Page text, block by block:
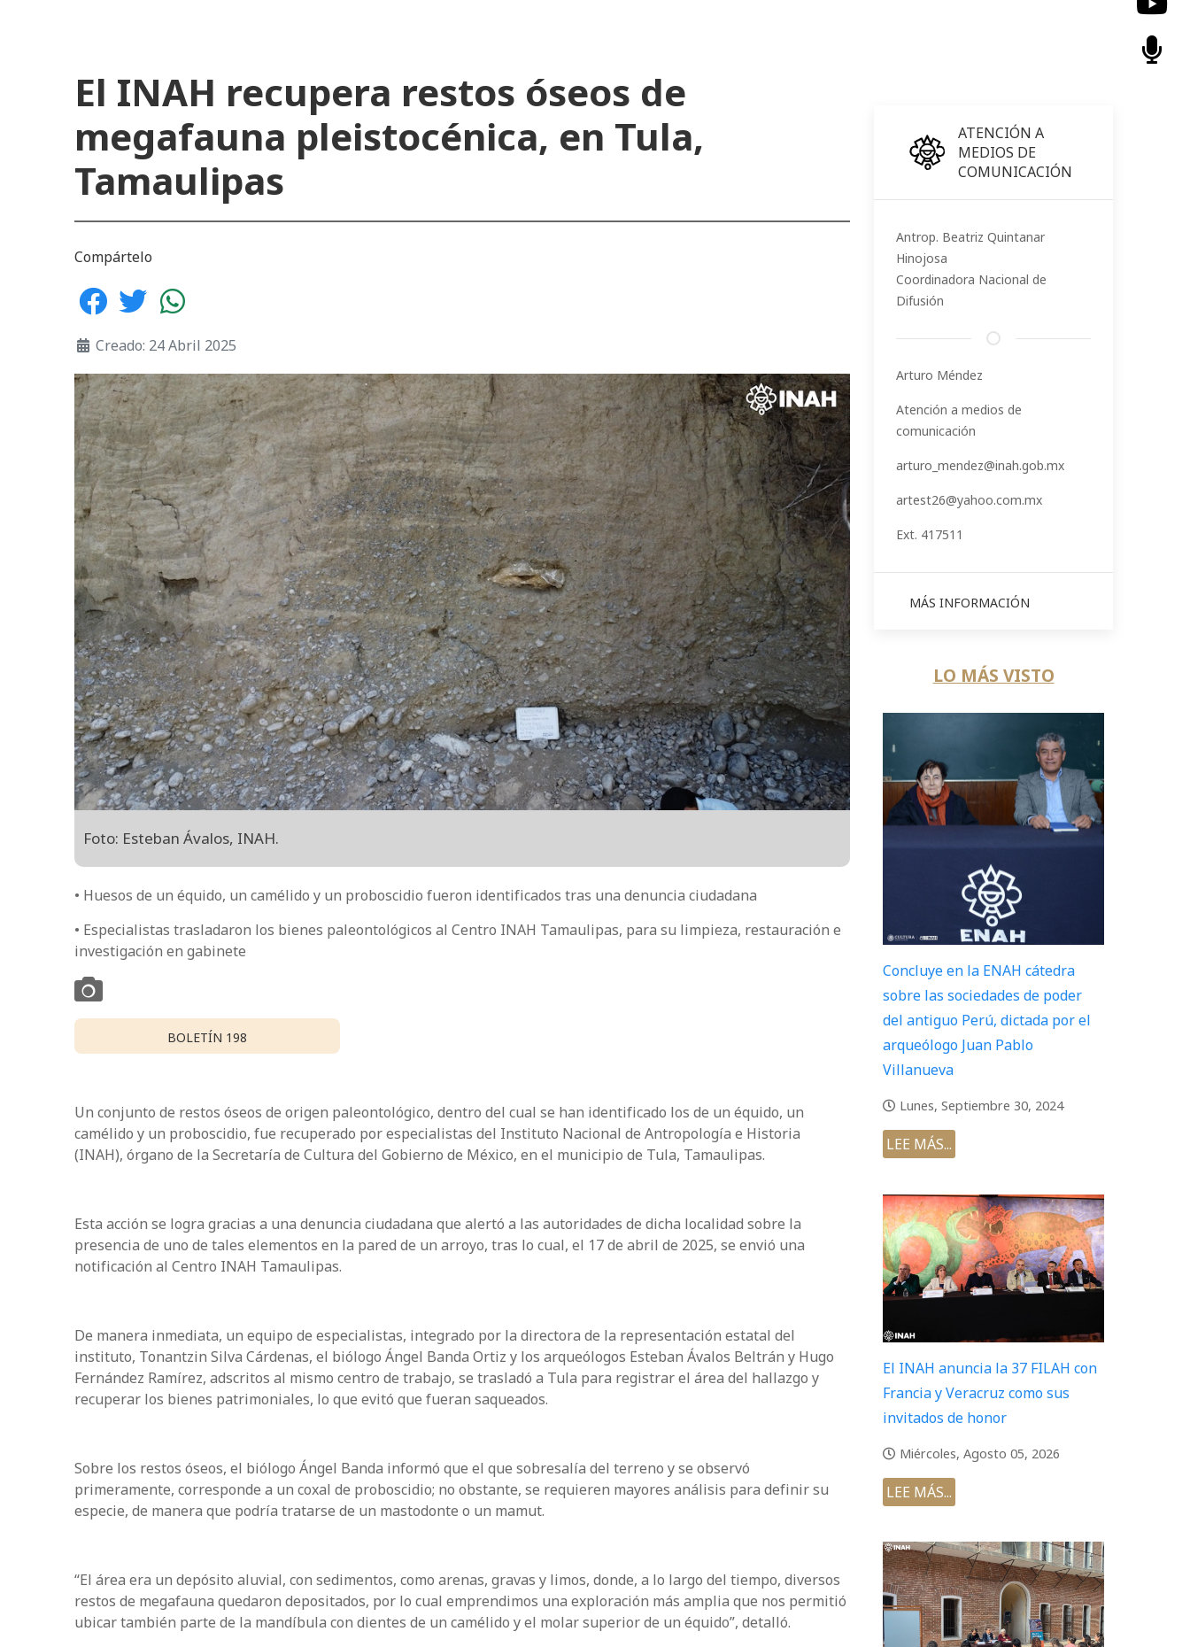
El INAH recupera restos óseos de
megafauna pleistocénica, en Tula,
Tamaulipas
Compártelo
Creado: 24 Abril 2025
Foto: Esteban Ávalos, INAH.
• Huesos de un équido, un camélido y un proboscidio fueron identificados tras una denuncia ciudadana
• Especialistas trasladaron los bienes paleontológicos al Centro INAH Tamaulipas, para su limpieza, restauración e
investigación en gabinete
BOLETÍN 198
Un conjunto de restos óseos de origen paleontológico, dentro del cual se han identificado los de un équido, un
camélido y un proboscidio, fue recuperado por especialistas del Instituto Nacional de Antropología e Historia
(INAH), órgano de la Secretaría de Cultura del Gobierno de México, en el municipio de Tula, Tamaulipas.
Esta acción se logra gracias a una denuncia ciudadana que alertó a las autoridades de dicha localidad sobre la
presencia de uno de tales elementos en la pared de un arroyo, tras lo cual, el 17 de abril de 2025, se envió una
notificación al Centro INAH Tamaulipas.
De manera inmediata, un equipo de especialistas, integrado por la directora de la representación estatal del
instituto, Tonantzin Silva Cárdenas, el biólogo Ángel Banda Ortiz y los arqueólogos Esteban Ávalos Beltrán y Hugo
Fernández Ramírez, adscritos al mismo centro de trabajo, se trasladó a Tula para registrar el área del hallazgo y
recuperar los bienes patrimoniales, lo que evitó que fueran saqueados.
Sobre los restos óseos, el biólogo Ángel Banda informó que el que sobresalía del terreno y se observó
primeramente, corresponde a un coxal de proboscidio; no obstante, se requieren mayores análisis para definir su
especie, de manera que podría tratarse de un mastodonte o un mamut.
“El área era un depósito aluvial, con sedimentos, como arenas, gravas y limos, donde, a lo largo del tiempo, diversos
restos de megafauna quedaron depositados, por lo cual emprendimos una exploración más amplia que nos permitió
ubicar también parte de la mandíbula con dientes de un camélido y el molar superior de un équido”, detalló.
ATENCIÓN A
MEDIOS DE
COMUNICACIÓN
Antrop. Beatriz Quintanar
Hinojosa
Coordinadora Nacional de
Difusión
Arturo Méndez
Atención a medios de
comunicación
arturo_mendez@inah.gob.mx
artest26@yahoo.com.mx
Ext. 417511
MÁS INFORMACIÓN
LO MÁS VISTO
Concluye en la ENAH cátedra
sobre las sociedades de poder
del antiguo Perú, dictada por el
arqueólogo Juan Pablo
Villanueva
Lunes, Septiembre 30, 2024
LEE MÁS...
El INAH anuncia la 37 FILAH con
Francia y Veracruz como sus
invitados de honor
Miércoles, Agosto 05, 2026
LEE MÁS...